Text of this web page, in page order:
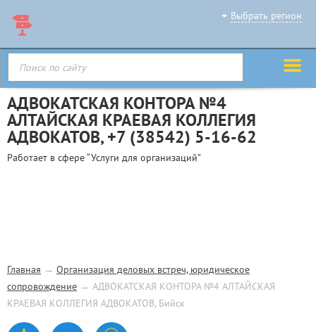
Выбрать регион
АДВОКАТСКАЯ КОНТОРА №4
АЛТАЙСКАЯ КРАЕВАЯ КОЛЛЕГИЯ
АДВОКАТОВ,+7 (38542) 5-16-62
Работает в сфере “Услуги для организаций”
Главная → Организация деловых встреч, юридическое
сопровождение → АДВОКАТСКАЯ КОНТОРА №4 АЛТАЙСКАЯ
КРАЕВАЯ КОЛЛЕГИЯ АДВОКАТОВ, Бийск